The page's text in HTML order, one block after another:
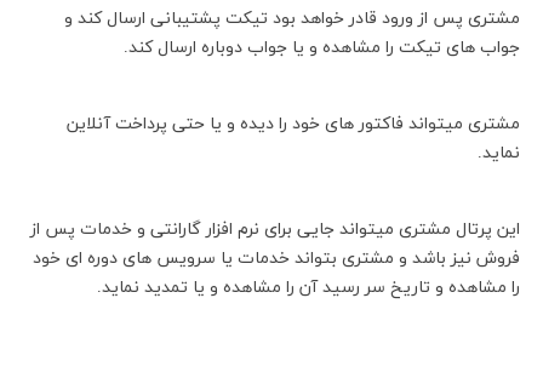
مشتری پس از ورود قادر خواهد بود تیکت پشتیبانی ارسال کند و
جواب های تیکت را مشاهده و یا جواب دوباره ارسال کند.
مشتری میتواند فاکتور های خود را دیده و یا حتی پرداخت آنلاین
نماید.
این پرتال مشتری میتواند جایی برای نرم افزار گارانتی و خدمات پس از
فروش نیز باشد و مشتری بتواند خدمات یا سرویس های دوره ای خود
را مشاهده و تاریخ سر رسید آن را مشاهده و یا تمدید نماید.